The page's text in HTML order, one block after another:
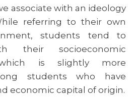
associate with an ideology
referring to their own
students tend to
their socioeconomic
which is slightly more
students who have
economic capital of origin.